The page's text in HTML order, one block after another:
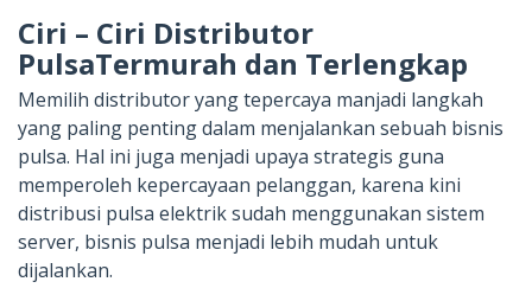
Ciri – Ciri Distributor
PulsaTermurah dan Terlengkap
Memilih distributor yang tepercaya manjadi langkah
yang paling penting dalam menjalankan sebuah bisnis
pulsa. Hal ini juga menjadi upaya strategis guna
memperoleh kepercayaan pelanggan, karena kini
distribusi pulsa elektrik sudah menggunakan sistem
server, bisnis pulsa menjadi lebih mudah untuk
dijalankan.